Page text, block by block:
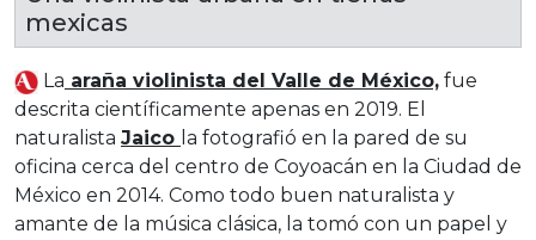
mexicas
La araña violinista del Valle de México, fue
descrita científicamente apenas en 2019. El
naturalista Jaico la fotografió en la pared de su
oficina cerca del centro de Coyoacán en la Ciudad de
México en 2014. Como todo buen naturalista y
amante de la música clásica, la tomó con un papel y